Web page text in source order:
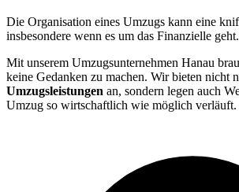
Die Organisation eines Umzugs kann eine
insbesondere wenn es um das Finanzielle geht.
Mit unserem Umzugsunternehmen Hanau
keine Gedanken zu machen. Wir bieten nicht
Umzugsleistungen an, sondern legen auch
Umzug so wirtschaftlich wie möglich verläuft.